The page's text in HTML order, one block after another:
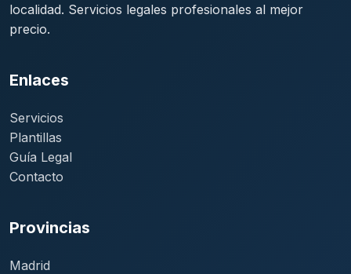
localidad. Servicios legales profesionales al mejor
precio.
Enlaces
Servicios
Plantillas
Guía Legal
Contacto
Provincias
Madrid